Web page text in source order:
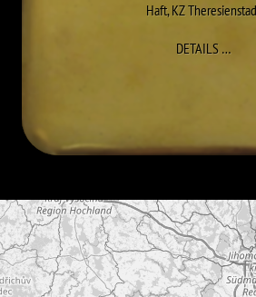
Haft,KZ
DETAILS…ZU
Karte überspringen